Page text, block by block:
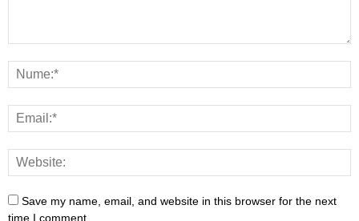
Save my name, email, and website in this browser for the next
time I comment.